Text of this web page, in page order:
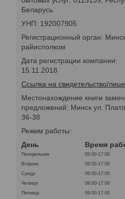
Беларусь
УНП: 192007905
Регистрационный орган:
райисполком
Дата регистрации компании:
15.11.2018
Ссылка на свидетельство/
Местонахождение книги
предложений: Минск ул.
36-38
Режим работы:
День
Время
Понедельник
09:00-17:00
Вторник
09:00-17:00
Среда
09:00-17:00
Четверг
09:00-17:00
Пятница
09:00-17:00